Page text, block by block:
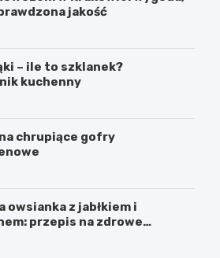
jakość
– ile to szklanek?
kuchenny
chrupiące gofry
owsianka z jabłkiem i
przepis na zdrowe